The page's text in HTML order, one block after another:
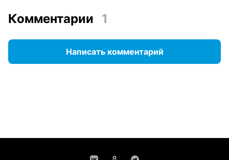
Комментарии 1
Написать комментарий